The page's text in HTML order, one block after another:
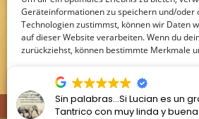
Geräteinformationen zu speichern und/oder
Technologien zustimmst, können wir Daten
auf dieser Website verarbeiten. Wenn du
zurückziehst, können bestimmte Merkmale
Akzeptieren
Paradies-
Sin palabras...Si Lucian es un
Tantrico con muy linda y buena Sabiduría y